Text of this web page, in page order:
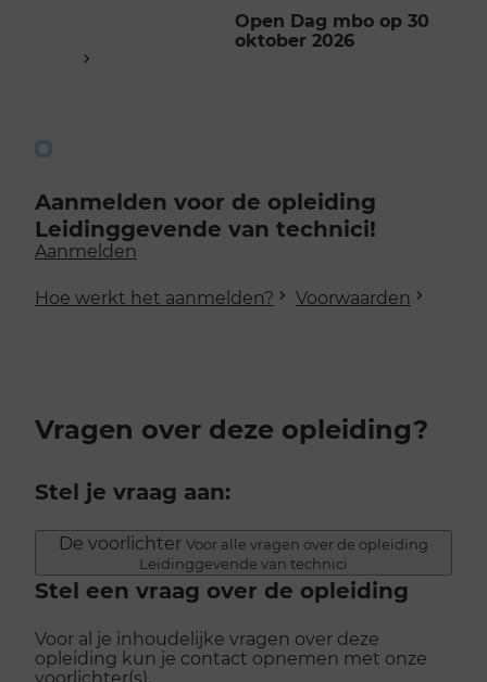
Open Dag mbo op 30
oktober 2026
Aanmelden voor de opleiding
Leidinggevende van technici!
Aanmelden
Hoe werkt het aanmelden? Voorwaarden
Vragen over deze opleiding?
Stel je vraag aan:
De voorlichter Voor alle vragen over de opleiding
Leidinggevende van technici
Stel een vraag over de opleiding
Voor al je inhoudelijke vragen over deze
opleiding kun je contact opnemen met onze
voorlichter(s).